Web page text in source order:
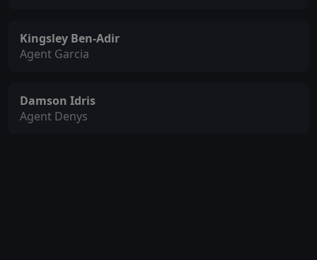
Kingsley Ben-Adir
Agent Garcia
Damson Idris
Agent Denys